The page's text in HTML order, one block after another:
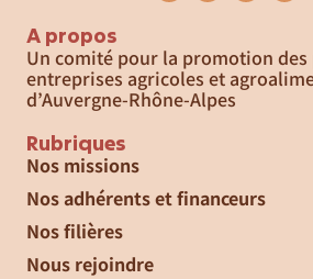
A propos
Un comité pour la promotion
entreprises agricoles et
d’Auvergne-Rhône-Alpes
Rubriques
Nos missions
Nos adhérents et financeurs
Nos filières
Nous rejoindre